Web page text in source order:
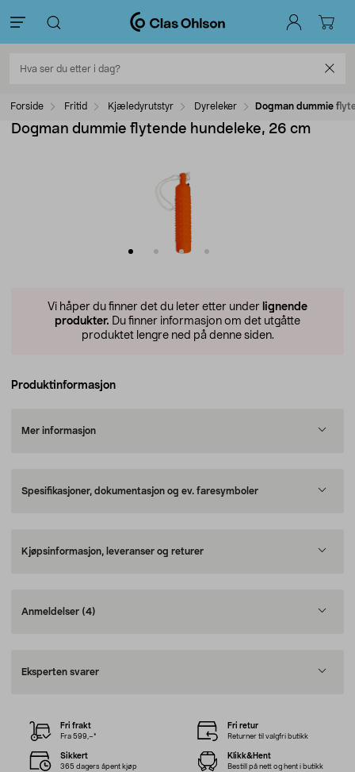
Forside Fritid Kjæledyrutstyr Dyreleker Dogman dummie
Dogman dummie flytende hundeleke, 26 cm
Vi håper du finner det du leter etter under lignende
produkter. Du finner informasjon om det utgåtte
produktet lengre ned på denne siden.
Produktinformasjon
Mer informasjon
Spesifikasjoner, dokumentasjon og ev. faresymboler
Kjøpsinformasjon, leveranser og returer
Anmeldelser (4)
Eksperten svarer
Fri frakt
Fra 599,–*
Fri retur
Returner til valgfri butikk
Sikkert
365 dagers åpent kjøp
Klikk&Hent
Bestill på nett og hent i butikk